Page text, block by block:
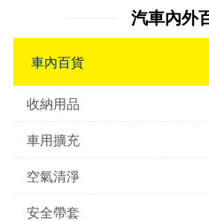
汽車內外
車內百貨
收納用品
車用擴充
空氣清淨
安全帶套